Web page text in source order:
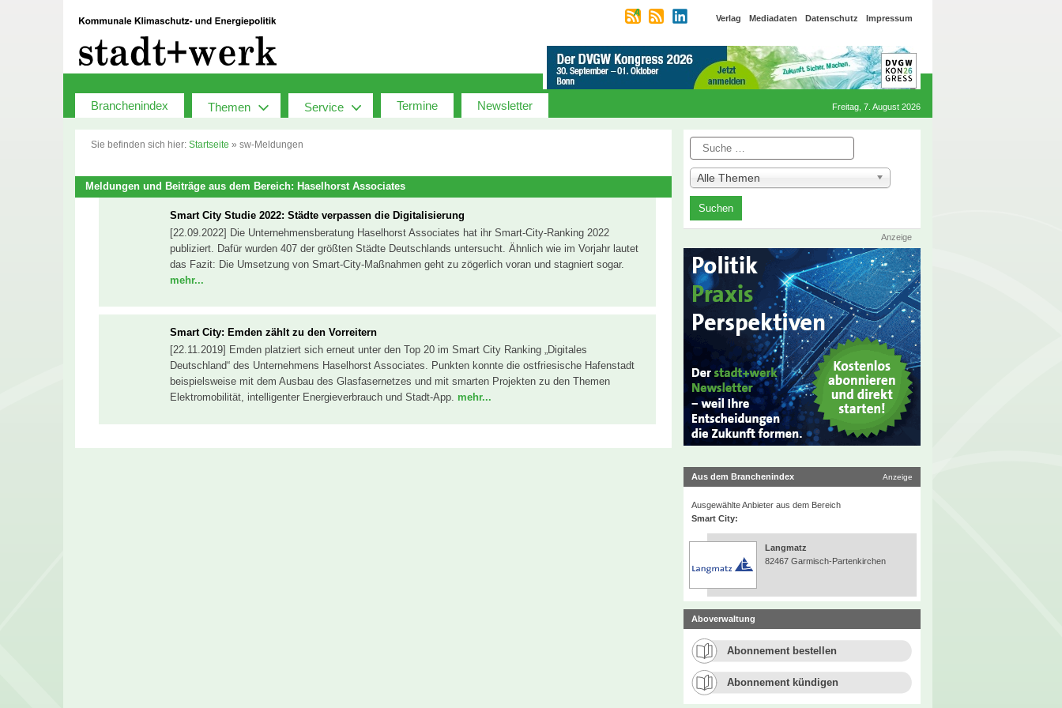
Verlag Mediadaten Datenschutz Impressum
Branchenindex Themen Service Termine Newsletter Freitag, 7. August 2026
Sie befinden sich hier: Startseite » sw-Meldungen
Meldungen und Beiträge aus dem Bereich: Haselhorst Associates
Smart City Studie 2022: Städte verpassen die Digitalisierung
[22.09.2022] Die Unternehmensberatung Haselhorst Associates hat ihr Smart-City-Ranking 2022
publiziert. Dafür wurden 407 der größten Städte Deutschlands untersucht. Ähnlich wie im Vorjahr lautet
das Fazit: Die Umsetzung von Smart-City-Maßnahmen geht zu zögerlich voran und stagniert sogar.
mehr...
Smart City: Emden zählt zu den Vorreitern
[22.11.2019] Emden platziert sich erneut unter den Top 20 im Smart City Ranking „Digitales
Deutschland“ des Unternehmens Haselhorst Associates. Punkten konnte die ostfriesische Hafenstadt
beispielsweise mit dem Ausbau des Glasfasernetzes und mit smarten Projekten zu den Themen
Elektromobilität, intelligenter Energieverbrauch und Stadt-App. mehr...
Suche
Alle Themen
Anzeige
Aus dem Branchenindex Anzeige
Ausgewählte Anbieter aus dem Bereich
Smart City:
Langmatz
82467 Garmisch-Partenkirchen
Aboverwaltung
Abonnement bestellen
Abonnement kündigen